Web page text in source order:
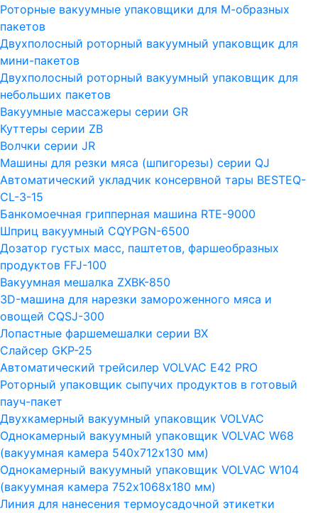
Роторные вакуумные упаковщики для М-образных
пакетов
Двухполосный роторный вакуумный упаковщик для
мини-пакетов
Двухполосный роторный вакуумный упаковщик для
небольших пакетов
Вакуумные массажеры серии GR
Куттеры серии ZB
Волчки серии JR
Машины для резки мяса (шпигорезы) серии QJ
Автоматический укладчик консервной тары BESTEQ-
CL-3-15
Банкомоечная грипперная машина RTE-9000
Шприц вакуумный CQYPGN-6500
Дозатор густых масс, паштетов, фаршеобразных
продуктов FFJ-100
Вакуумная мешалка ZXBK-850
3D-машина для нарезки замороженного мяса и
овощей CQSJ-300
Лопастные фаршемешалки серии ВХ
Слайсер GKP-25
Автоматический трейсилер VOLVAC E42 PRO
Роторный упаковщик сыпучих продуктов в готовый
пауч-пакет
Двухкамерный вакуумный упаковщик VOLVAC
Однокамерный вакуумный упаковщик VOLVAC W68
(вакуумная камера 540х712х130 мм)
Однокамерный вакуумный упаковщик VOLVAC W104
(вакуумная камера 752х1068х180 мм)
Линия для нанесения термоусадочной этикетки